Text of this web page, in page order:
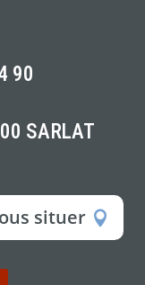
90
SARLAT
situer